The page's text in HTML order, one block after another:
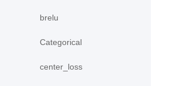
brelu
Categorical
center_loss